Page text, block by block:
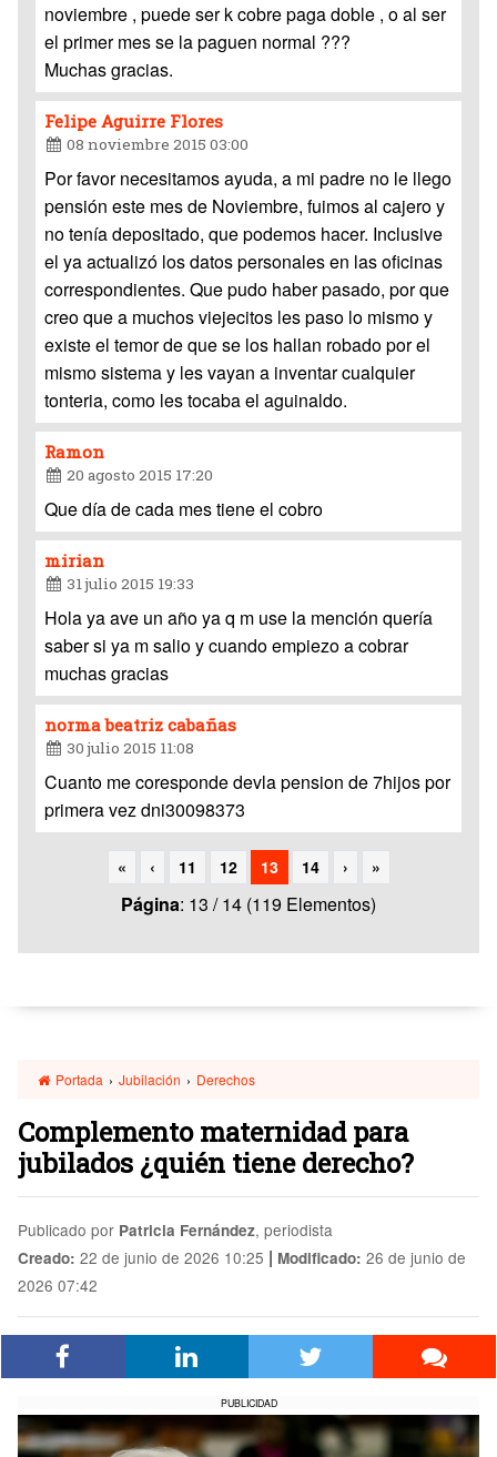
noviembre , puede ser k cobre paga doble , o al ser
el primer mes se la paguen normal ???
Muchas gracias.
Felipe Aguirre Flores
08 noviembre 2015 03:00
Por favor necesitamos ayuda, a mi padre no le llego
pensión este mes de Noviembre, fuimos al cajero y
no tenía depositado, que podemos hacer. Inclusive
el ya actualizó los datos personales en las oficinas
correspondientes. Que pudo haber pasado, por que
creo que a muchos viejecitos les paso lo mismo y
existe el temor de que se los hallan robado por el
mismo sistema y les vayan a inventar cualquier
tonteria, como les tocaba el aguinaldo.
Ramon
20 agosto 2015 17:20
Que día de cada mes tiene el cobro
mirian
31 julio 2015 19:33
Hola ya ave un año ya q m use la mención quería
saber si ya m salio y cuando empiezo a cobrar
muchas gracias
norma beatriz cabañas
30 julio 2015 11:08
Cuanto me coresponde devla pension de 7hijos por
primera vez dni30098373
« ‹ 11 12 13 14 › »
Página: 13 / 14 (119 Elementos)
Portada › Jubilación › Derechos
Complemento maternidad para
jubilados ¿quién tiene derecho?
Publicado por Patricia Fernández, periodista
Creado: 22 de junio de 2026 10:25 | Modificado: 26 de junio de
2026 07:42
PUBLICIDAD